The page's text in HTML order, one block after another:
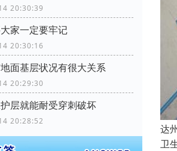
20:30:39
家一定要牢记
20:30:16
面基层状况有很大关系
20:29:30
层就能耐受穿刺破坏
20:28:52
达
卫